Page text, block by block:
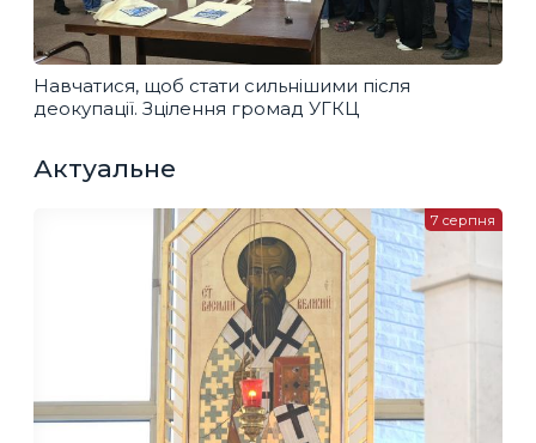
Навчатися, щоб стати сильнішими після
деокупації. Зцілення громад УГКЦ
Актуальне
7 серпня